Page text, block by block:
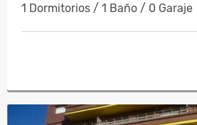
1 Dormitorios / 1 Baño / 0 Garaje